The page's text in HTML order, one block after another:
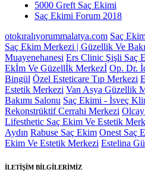
5000 Greft Saç Ekimi
Saç Ekimi Forum 2018
otokıralıyorummalatya.com Saç
Saç Ekim Merkezi | Güzellik Ve
Muayenehanesi Ers Clinic Şişli Saç
Ekİm Ve Güzellİk Merkezİ Op. Dr.
Bingül Özel Esteticare Tıp Merkezi
Estetik Merkezi Van Asya Güzellik
Bakımı Salonu Saç Ekimi - İsveç
Rekonstrüktif Cerrahi Merkezi
Lifesthetic Saç Ekim Ve Estetik
Aydın Rabuse Saç Ekim Onest Saç
Ekim Ve Estetik Merkezi Estelina
İLETİŞİM BİLGİLERİMİZ